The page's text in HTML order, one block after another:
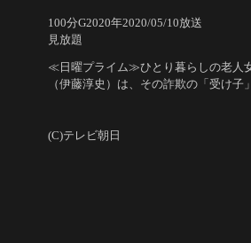
100分G2020年2020/05/10放送
見放題
≪日曜プライム≫ひとり暮らしの老人
（伊藤淳史）は、その詐欺の「受け
(C)テレビ朝日